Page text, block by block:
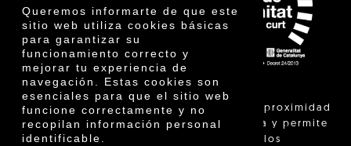
Queremos informarte de que este
sitio web utiliza cookies básicas
para garantizar su
funcionamiento correcto y
mejorar tu experiencia de
navegación. Estas cookies son
esenciales para que el sitio web
funcione correctamente y no
recopilan información personal
identificable.
Premios
Innovación
"La venta de proximidad
está regulada y permite
identificar a los